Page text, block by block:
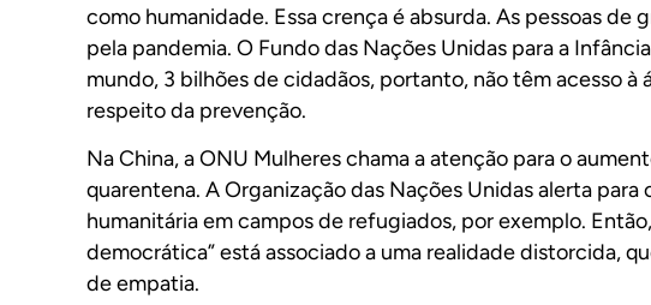
como humanidade. Essa crença é absurda. As pessoas de
pela pandemia. O Fundo das Nações Unidas para a
mundo, 3 bilhões de cidadãos, portanto, não têm acesso à
respeito da prevenção.
Na China, a ONU Mulheres chama a atenção para o
quarentena. A Organização das Nações Unidas alerta
humanitária em campos de refugiados, por exemplo.
democrática” está associado a uma realidade distorcida,
de empatia.